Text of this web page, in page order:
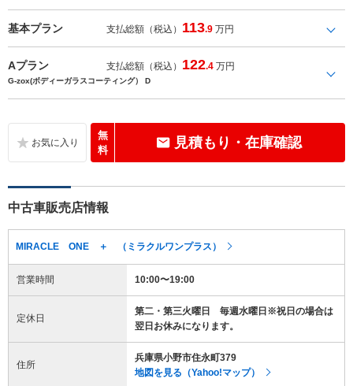
基本プラン 支払総額（税込） 113.9 万円
Aプラン 支払総額（税込） 122.4 万円
G-zox(ボディーガラスコーティング） D
無
料
見積もり・在庫確認
中古車販売店情報
MIRACLE ONE ＋ （ミラクルワンプラス）
営業時間 10:00〜19:00
定休日
第二・第三火曜日 毎週水曜日※祝日の場合は
翌日お休みになります。
住所
兵庫県小野市住永町379
地図を見る（Yahoo!マップ）